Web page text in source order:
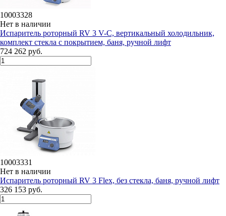
10003328
Нет в наличии
Испаритель роторный RV 3 V-C, вертикальный холодильник,
комплект стекла c покрытием, баня, ручной лифт
724 262 руб.
10003331
Нет в наличии
Испаритель роторный RV 3 Flex, без стекла, баня, ручной лифт
326 153 руб.